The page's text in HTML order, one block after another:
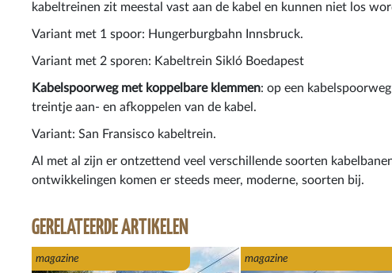
kabeltreinen zit meestal vast aan de kabel en kunnen niet los
Variant met 1 spoor: Hungerburgbahn Innsbruck.
Variant met 2 sporen: Kabeltrein Sikló Boedapest
Kabelspoorweg met koppelbare klemmen: op een
treintje aan- en afkoppelen van de kabel.
Variant: San Fransisco kabeltrein.
Al met al zijn er ontzettend veel verschillende soorten
ontwikkelingen komen er steeds meer, moderne, soorten bij.
GERELATEERDE ARTIKELEN
magazine magazine